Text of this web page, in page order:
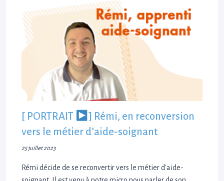
[ PORTRAIT
] Rémi, en reconversion
vers le métier d’aide-soignant
25 juillet 2023
Rémi décide de se reconvertir vers le métier d'aide-